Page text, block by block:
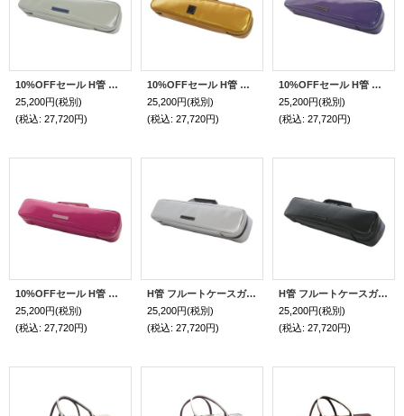
10%OFFセール H管 フルートケースガード「Amadeus/wf」マットライトグレー / 本革紺ハンドル
25,200円(税別)
(税込: 27,720円)
10%OFFセール H管 フルートケースガード「Amadeus/wf」ゴールド / 本革チョコハンドル
25,200円(税別)
(税込: 27,720円)
10%OFFセール H管 フルートケースガード 「Amadeus/wf」 ヴァイオレット / 本革黒ハンドル
25,200円(税別)
(税込: 27,720円)
10%OFFセール H管 フルートケースガード「Amadeus/wf」フューシャピンク / 本革ピンクハンドル
25,200円(税別)
(税込: 27,720円)
H管 フルートケースガード「Amadeus/wf」シルバー / 本革黒ハンドル
25,200円(税別)
(税込: 27,720円)
H管 フルートケースガード「Amadeus/wf」 マットブラック / ブラック本革エンブレム
25,200円(税別)
(税込: 27,720円)